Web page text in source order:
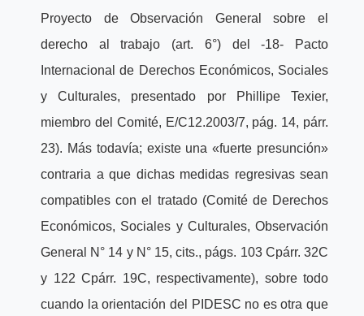
Proyecto de Observación General sobre el
derecho al trabajo (art. 6°) del -18- Pacto
Internacional de Derechos Económicos, Sociales
y Culturales, presentado por Phillipe Texier,
miembro del Comité, E/C12.2003/7, pág. 14, párr.
23). Más todavía; existe una «fuerte presunción»
contraria a que dichas medidas regresivas sean
compatibles con el tratado (Comité de Derechos
Económicos, Sociales y Culturales, Observación
General N° 14 y N° 15, cits., págs. 103 Cpárr. 32C
y 122 Cpárr. 19C, respectivamente), sobre todo
cuando la orientación del PIDESC no es otra que